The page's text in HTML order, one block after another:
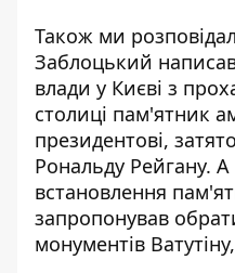
Також ми
Заблоцький
влади у Києві з
столиці пам'ятник
президентові,
Рональду Рейгану. А
встановлення
запропонував
монументів